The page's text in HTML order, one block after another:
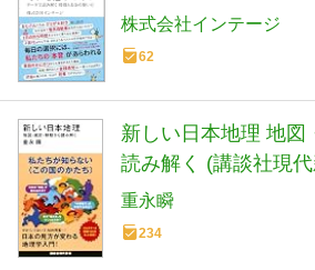
(朝日新書)
株式会社インテージ
62
新しい日本地理 地図
読み解く (講談社現
重永瞬
234